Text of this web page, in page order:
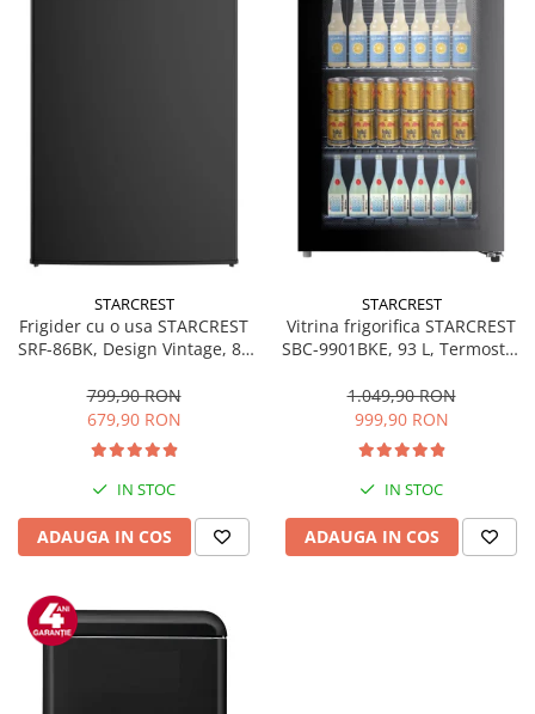
Accesorii aparate climatizare
Aeroterme
Aparate de spalat cu presiune
Climatizare
Purificatoare
Ingrijire personala
Aparate & Accesorii ingrijire
personala
Obiecte sanitare
Accesorii
STARCREST
Frigider cu o usa STARCREST
SRF-86BK, Design Vintage, 85
interioara, H 84 cm, Negru
799,90 RON
679,90 RON
IN STOC
ADAUGA IN COS
STARCREST
Vitrina frigorifica STARCREST
SBC-9901BKE, 93 L, Termostat
sticla, H 84.5 cm, Negru
1.049,90 RON
999,90 RON
IN STOC
ADAUGA IN COS